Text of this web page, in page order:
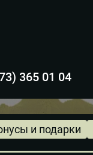
365 01 04
и подарки